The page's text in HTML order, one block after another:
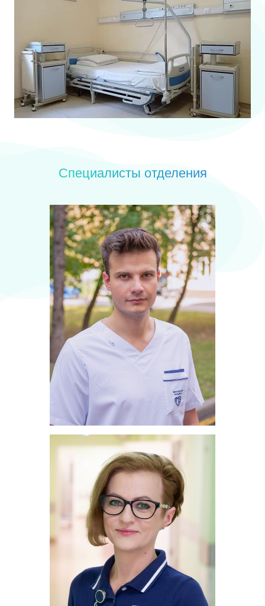
Специалисты отделения